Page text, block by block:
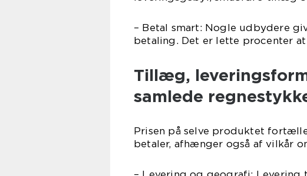
– Betal smart: Nogle udbydere
betaling. Det er lette procenter at
Tillæg,
samlede
Prisen på selve produktet
betaler, afhænger også af vilkår